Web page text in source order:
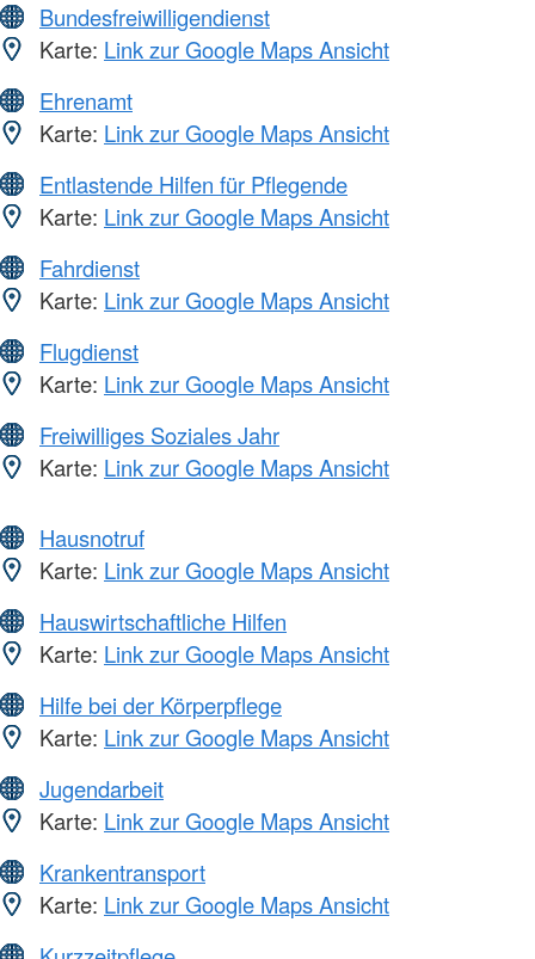
Bundesfreiwilligendienst
Karte: Link zur Google Maps Ansicht
Ehrenamt
Karte: Link zur Google Maps Ansicht
Entlastende Hilfen für Pflegende
Karte: Link zur Google Maps Ansicht
Fahrdienst
Karte: Link zur Google Maps Ansicht
Flugdienst
Karte: Link zur Google Maps Ansicht
Freiwilliges Soziales Jahr
Karte: Link zur Google Maps Ansicht
Hausnotruf
Karte: Link zur Google Maps Ansicht
Hauswirtschaftliche Hilfen
Karte: Link zur Google Maps Ansicht
Hilfe bei der Körperpflege
Karte: Link zur Google Maps Ansicht
Jugendarbeit
Karte: Link zur Google Maps Ansicht
Krankentransport
Karte: Link zur Google Maps Ansicht